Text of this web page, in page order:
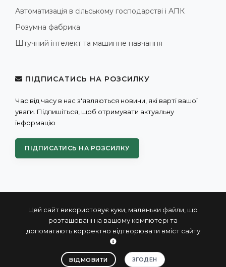
Цей сайт використовує куки, маленьки файли, що
розташовані на вашому компютері та
допомагають корректно відтворювати вміст сайту
ВІДМОВИТИ ЗГОДЕН
Автоматизація в сільському господарстві і АПК
Розумна фабрика
Штучний інтелект та машинне навчання
ПІДПИСАТИСЬ НА РОЗСИЛКУ
Час від часу в нас з'являються новини, які варті вашої
уваги. Підпишіться, щоб отримувати актуальну
інформацію
ПІДПИСАТИСЬ НА РОЗСИЛКУ
© 2004 - 2026 ПРОКСИС™ - промислові комп'ютери та
системи